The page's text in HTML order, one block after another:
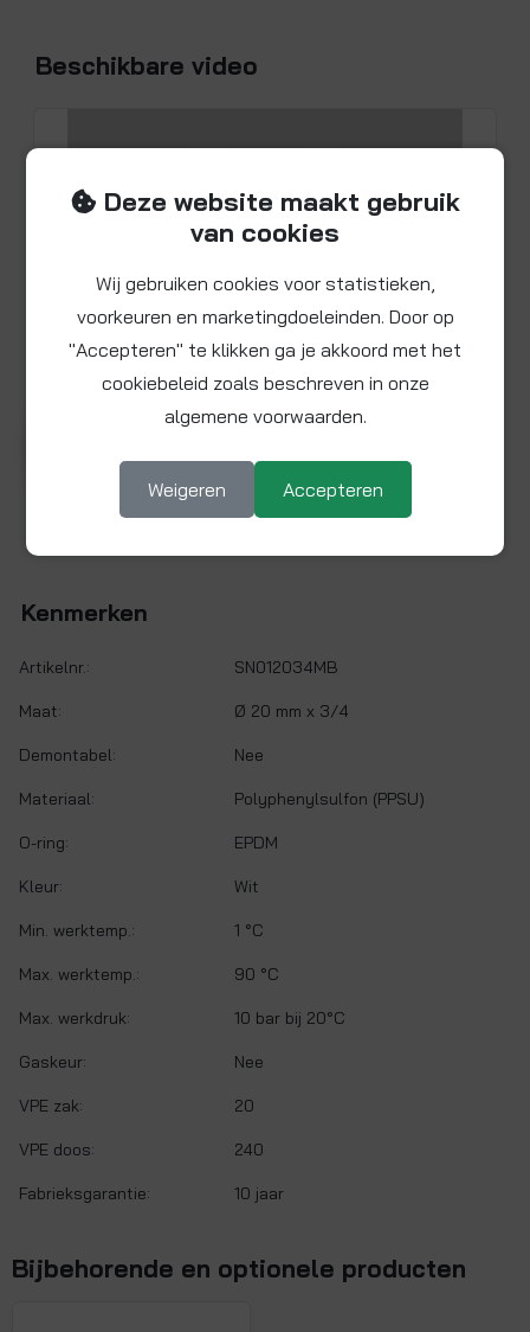
Beschikbare video
Puntstuk 20 mm x 3/4
Kenmerken
Artikelnr.: SN012034MB
Maat: Ø 20 mm x 3/4
Demontabel: Nee
Materiaal: Polyphenylsulfon (PPSU)
O-ring: EPDM
Kleur: Wit
Min. werktemp.: 1 °C
Max. werktemp.: 90 °C
Max. werkdruk: 10 bar bij 20°C
Gaskeur: Nee
VPE zak: 20
VPE doos: 240
Fabrieksgarantie: 10 jaar
Bijbehorende en optionele producten
Deze website maakt gebruik
van cookies
Wij gebruiken cookies voor statistieken,
voorkeuren en marketingdoeleinden. Door op
"Accepteren" te klikken ga je akkoord met het
cookiebeleid zoals beschreven in onze
algemene voorwaarden.
Weigeren Accepteren